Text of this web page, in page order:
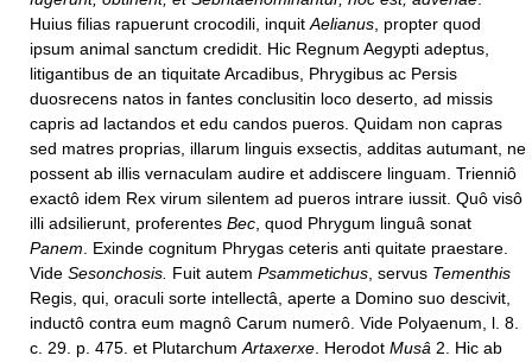
Huius filias rapuerunt crocodili, inquit Aelianus , propter quod
ipsum animal sanctum credidit. Hic Regnum Aegypti adeptus,
litigantibus de an tiquitate Arcadibus, Phrygibus ac Persis
duosrecens natos in fantes conclusitin loco deserto, ad missis
capris ad lactandos et edu candos pueros. Quidam non capras
sed matres proprias, illarum linguis exsectis, additas autumant, ne
possent ab illis vernaculam audire et addiscere linguam. Trienniô
exactô idem Rex virum silentem ad pueros intrare iussit. Quô visô
illi adsilierunt, proferentes Bec , quod Phrygum linguâ sonat
Panem . Exinde cognitum Phrygas ceteris anti quitate praestare.
Vide Sesonchosis. Fuit autem Psammetichus , servus Tementhis
Regis, qui, oraculi sorte intellectâ, aperte a Domino suo descivit,
inductô contra eum magnô Carum numerô. Vide Polyaenum, l. 8.
c. 29. p. 475. et Plutarchum Artaxerxe . Herodot Musâ 2. Hic ab